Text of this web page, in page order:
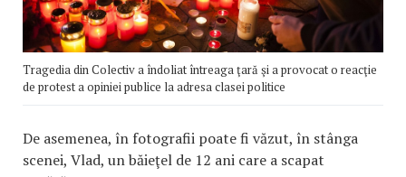
Tragedia din Colectiv a îndoliat întreaga ţară şi a provocat o reacţie
de protest a opiniei publice la adresa clasei politice
De asemenea, în fotografii poate fi văzut, în stânga
scenei, Vlad, un băieţel de 12 ani care a scapat